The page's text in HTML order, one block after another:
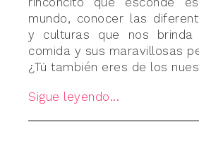
mundo, conocer las
y culturas que nos
comida y sus maravillosas
¿Tú también eres de los
Sigue leyendo...